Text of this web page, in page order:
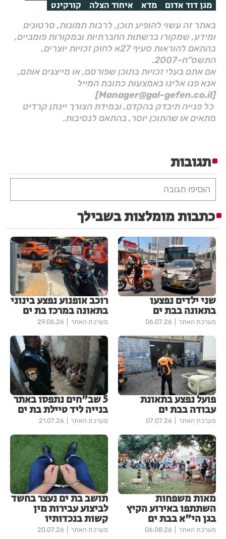
מגן דוד אדום מדא איחוד הצלה קורקינט
באתר זה עשוי להופיע תוכן, לרבות תמונות, סרטונים
ומידע, שמקורו ברשתות החברתיות ובמקורות פומביים,
בהתאם להוראות סעיף 27א לחוק זכויות יוצרים,
התשס"ח–2007.
אם אתם בעלי זכויות בתוכן שפורסם, או מייצגים אותם,
אנא פנו אלינו באמצעות כתובת המייל
[Manager@gal-gefen.co.il]
כל פנייה תיבדק בהקדם, ובמידת הצורך יינתן קרדיט
מתאים או שהתוכן יוסר, בהתאם לנסיבות.
תגובות
הוסיפו תגובה
כתבות מומלצות בשבילך
שני ילדים נפצעו
בתאונה בבת ים
מערכת האתר 06.07.26
רוכב אופנוע נפצע בינוני
בתאונה במרכז בת ים
מערכת האתר 29.06.26
פועל נפצע בתאונת
עבודה בבת ים
מערכת האתר 07.07.26
5 שב"חים נתפסו באתר
בנייה ליד טיילת בת ים
מערכת האתר 21.07.26
מאות משפחות
השתתפו באירוע הקיץ
בגן הי"א בבת ים
מערכת האתר 06.08.26
תושב בת ים נעצר בחשד
לביצוע עבירות מין
קשות בנכדותיו
מערכת האתר 20.07.26